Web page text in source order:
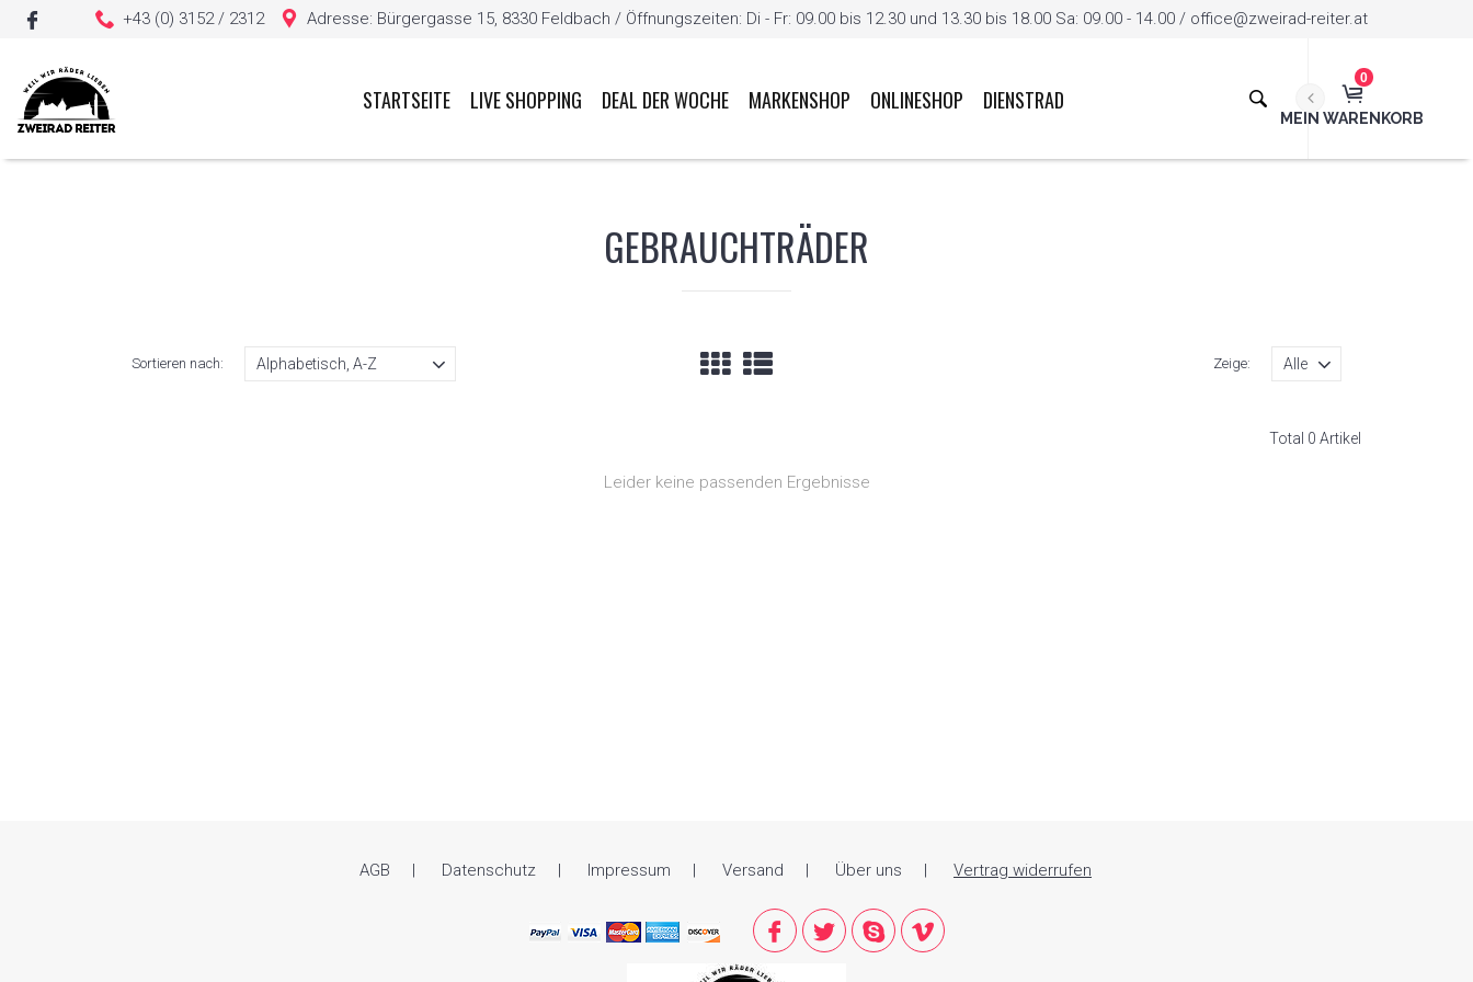
+43 (0) 3152 / 2312 Adresse: Bürgergasse 15, 8330 Feldbach / Öffnungszeiten: Di - Fr: 09.00 bis 12.30 und 13.30 bis 18.00 Sa: 09.00 - 14.00 / office@zweirad-reiter.at
0
MEIN WARENKORB
STARTSEITE LIVE SHOPPING DEAL DER WOCHE MARKENSHOP ONLINESHOP DIENSTRAD
GEBRAUCHTRÄDER
Sortieren nach: Zeige:
Total 0 Artikel
Leider keine passenden Ergebnisse
AGB Datenschutz Impressum Versand Über uns Vertrag widerrufen